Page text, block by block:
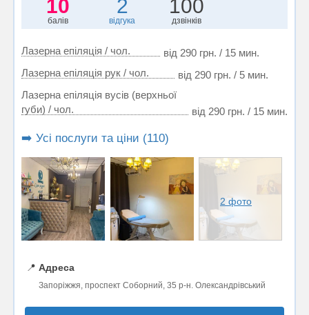
10
балів
2
відгука
100
дзвінків
Лазерна епіляція / чол.
від 290 грн. / 15 мин.
Лазерна епіляція рук / чол.
від 290 грн. / 5 мин.
Лазерна епіляція вусів (верхньої
губи) / чол.
від 290 грн. / 15 мин.
➡️ Усі послуги та ціни (110)
2 фото
📍 Адреса
Запоріжжя, проспект Соборний, 35 р-н. Олександрівський